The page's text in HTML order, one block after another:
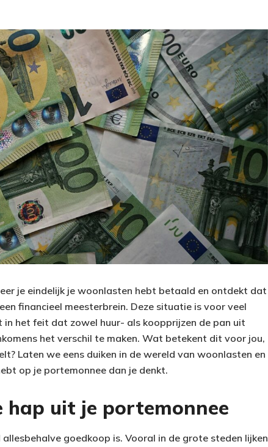
je eindelijk je woonlasten hebt betaald en ontdekt dat
financieel meesterbrein. Deze situatie is voor veel
het feit dat zowel huur- als koopprijzen de pan uit
het verschil te maken. Wat betekent dit voor jou,
Laten we eens duiken in de wereld van woonlasten en
op je portemonnee dan je denkt.
uit je portemonnee
goedkoop is. Vooral in de grote steden lijken